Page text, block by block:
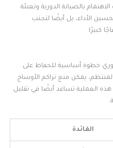
بالصيانة الدورية وتعبئة
الأداء، بل أيضًا لتجنب
كبيرًا.
خطوة أساسية للحفاظ على
المنتظم، يمكن منع تراكم الأوساخ
هذه العملية تساعد أيضًا في تقليل
الفائدة